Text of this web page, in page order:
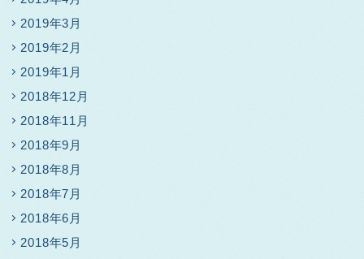
2019年3月
2019年2月
2019年1月
2018年12月
2018年11月
2018年9月
2018年8月
2018年7月
2018年6月
2018年5月